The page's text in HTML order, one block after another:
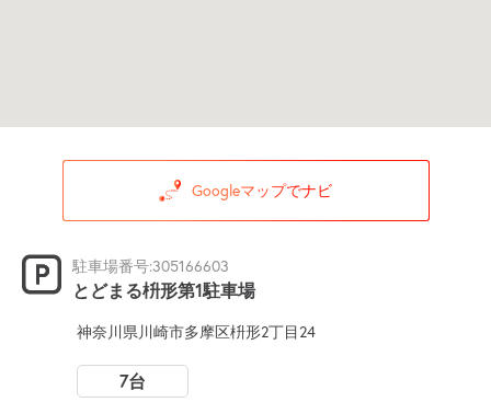
Googleマップでナビ
駐車場番号:305166603
とどまる枡形第1駐車場
神奈川県川崎市多摩区枡形2丁目24
7台